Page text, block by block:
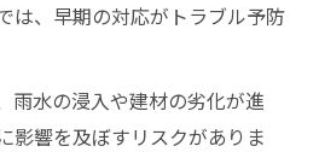
は、早期の対応がトラブル予防
雨水の浸入や建材の劣化が進
影響を及ぼすリスクがありま